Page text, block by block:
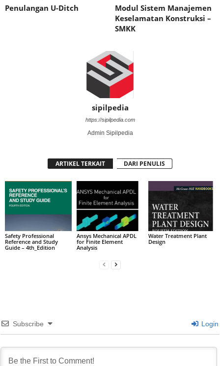
Penulangan U-Ditch
Modul Sistem Manajemen
Keselamatan Konstruksi –
SMKK
sipilpedia
https://sipilpedia.com
Admin Sipilpedia
ARTIKEL TERKAIT DARI PENULIS
Safety Professional
Reference and Study
Guide – 4th_Edition
Ansys Mechanical APDL
for Finite Element
Analysis
Water Treatment Plant
Design
Subscribe Login